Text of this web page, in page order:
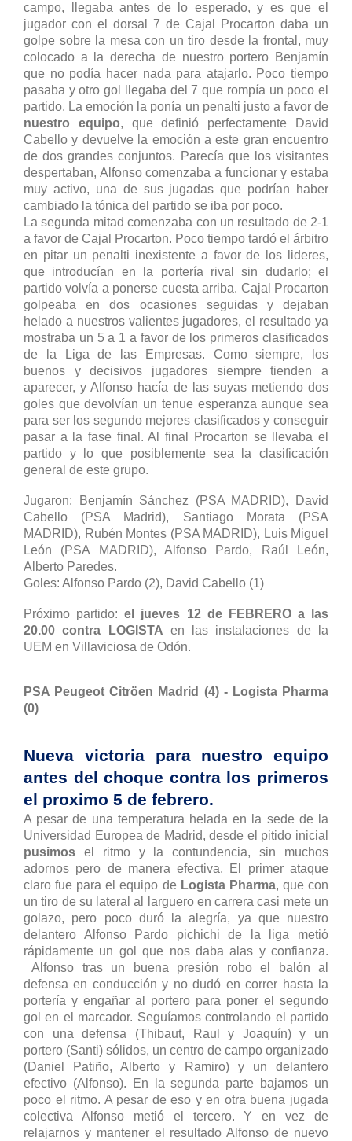
campo, llegaba antes de lo esperado, y es que el
jugador con el dorsal 7 de Cajal Procarton daba un
golpe sobre la mesa con un tiro desde la frontal, muy
colocado a la derecha de nuestro portero Benjamín
que no podía hacer nada para atajarlo. Poco tiempo
pasaba y otro gol llegaba del 7 que rompía un poco el
partido. La emoción la ponía un penalti justo a favor de
nuestro equipo, que definió perfectamente David
Cabello y devuelve la emoción a este gran encuentro
de dos grandes conjuntos. Parecía que los visitantes
despertaban, Alfonso comenzaba a funcionar y estaba
muy activo, una de sus jugadas que podrían haber
cambiado la tónica del partido se iba por poco.
La segunda mitad comenzaba con un resultado de 2-1
a favor de Cajal Procarton. Poco tiempo tardó el árbitro
en pitar un penalti inexistente a favor de los lideres,
que introducían en la portería rival sin dudarlo; el
partido volvía a ponerse cuesta arriba. Cajal Procarton
golpeaba en dos ocasiones seguidas y dejaban
helado a nuestros valientes jugadores, el resultado ya
mostraba un 5 a 1 a favor de los primeros clasificados
de la Liga de las Empresas. Como siempre, los
buenos y decisivos jugadores siempre tienden a
aparecer, y Alfonso hacía de las suyas metiendo dos
goles que devolvían un tenue esperanza aunque sea
para ser los segundo mejores clasificados y conseguir
pasar a la fase final. Al final Procarton se llevaba el
partido y lo que posiblemente sea la clasificación
general de este grupo.
Jugaron: Benjamín Sánchez (PSA MADRID), David
Cabello (PSA Madrid), Santiago Morata (PSA
MADRID), Rubén Montes (PSA MADRID), Luis Miguel
León (PSA MADRID), Alfonso Pardo, Raúl León,
Alberto Paredes.
Goles: Alfonso Pardo (2), David Cabello (1)
Próximo partido:el jueves 12 de FEBRERO a las
20.00 contra LOGISTA en las instalaciones de la
UEM en Villaviciosa de Odón.
PSA Peugeot Citröen Madrid (4) - Logista Pharma
(0)
Nueva victoria para nuestro equipo
antes del choque contra los primeros
el proximo 5 de febrero.
A pesar de una temperatura helada en la sede de la
Universidad Europea de Madrid, desde el pitido inicial
pusimos el ritmo y la contundencia, sin muchos
adornos pero de manera efectiva. El primer ataque
claro fue para el equipo de Logista Pharma, que con
un tiro de su lateral al larguero en carrera casi mete un
golazo, pero poco duró la alegría, ya que nuestro
delantero Alfonso Pardo pichichi de la liga metió
rápidamente un gol que nos daba alas y confianza.
Alfonso tras un buena presión robo el balón al
defensa en conducción y no dudó en correr hasta la
portería y engañar al portero para poner el segundo
gol en el marcador. Seguíamos controlando el partido
con una defensa (Thibaut, Raul y Joaquín) y un
portero (Santi) sólidos, un centro de campo organizado
(Daniel Patiño, Alberto y Ramiro) y un delantero
efectivo (Alfonso). En la segunda parte bajamos un
poco el ritmo. A pesar de eso y en otra buena jugada
colectiva Alfonso metió el tercero. Y en vez de
relajarnos y mantener el resultado Alfonso de nuevo